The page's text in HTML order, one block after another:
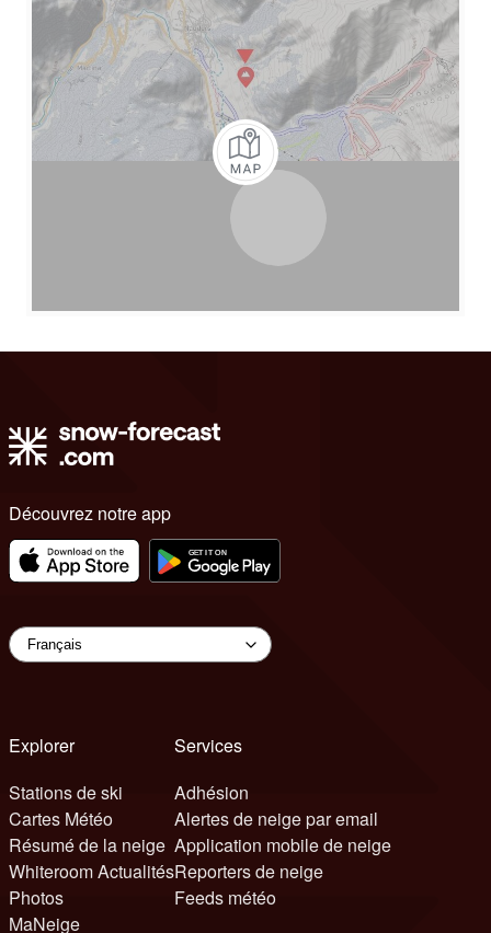
Découvrez notre app
Explorer
Stations de ski
Cartes Météo
Résumé de la neige
Whiteroom Actualités
Photos
MaNeige
Services
Adhésion
Alertes de neige par email
Application mobile de neige
Reporters de neige
Feeds météo